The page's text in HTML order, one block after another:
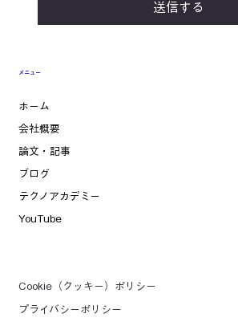
ホーム
会社概要
論文・記事
ブログ
テクノアカデミー
YouTube
メニュー
送信する
Cookie（クッキー）ポリシー
プライバシーポリシー